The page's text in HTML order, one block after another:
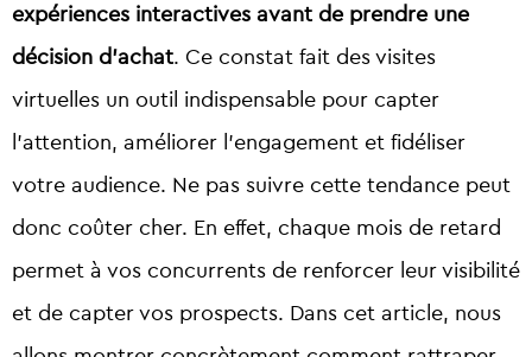
expériences interactives avant de prendre une
décision d’achat. Ce constat fait des visites
virtuelles un outil indispensable pour capter
l’attention, améliorer l’engagement et fidéliser
votre audience. Ne pas suivre cette tendance peut
donc coûter cher. En effet, chaque mois de retard
permet à vos concurrents de renforcer leur visibilité
et de capter vos prospects. Dans cet article, nous